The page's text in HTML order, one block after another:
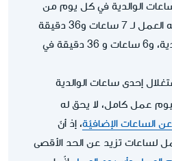
الوالدية في كل يوم من
أيام الأسبوع، أيّ يجوز له العمل لـ 7 ساعات و36 دقيقة
في أيام العمل الـ 4 العادية، و6 ساعات و 36 دقيقة في
إحدى ساعات الوالدية
عمل كامل، لا يحق له
الساعات الإضافيّة، إذ أنّ
لساعات تزيد عن الحد الأقصى